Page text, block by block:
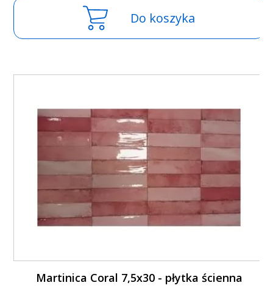
Do koszyka
Martinica Coral 7,5x30 - płytka ścienna